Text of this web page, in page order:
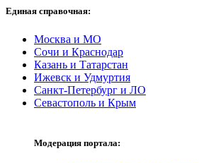
Единая справочная:
Москва и МО
Сочи и Краснодар
Казань и Татарстан
Ижевск и Удмуртия
Санкт-Петербург и ЛО
Севастополь и Крым
Модерация портала: